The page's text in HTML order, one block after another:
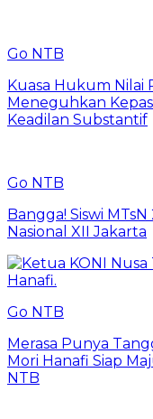
Go NTB
Kuasa Hukum Nilai
Meneguhkan
Keadilan Substantif
Go NTB
Bangga! Siswi
Nasional XII Jakarta
Go NTB
Merasa Punya
Mori Hanafi Siap
NTB